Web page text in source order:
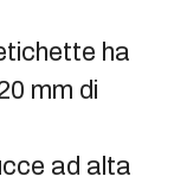
ha
mm di
ad alta